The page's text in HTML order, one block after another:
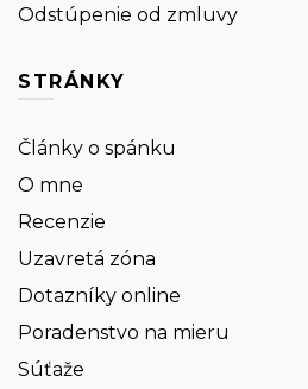
Odstúpenie od zmluvy
STRÁNKY
Články o spánku
O mne
Recenzie
Uzavretá zóna
Dotazníky online
Poradenstvo na mieru
Súťaže